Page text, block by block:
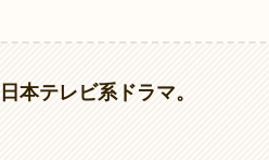
本テレビ系ドラマ。